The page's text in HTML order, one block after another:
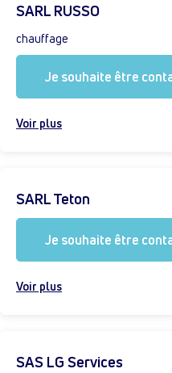
SARL RUSSO
chauffage
Je souhaite être
Voir plus
SARL Teton
Je souhaite être
Voir plus
SAS LG Services